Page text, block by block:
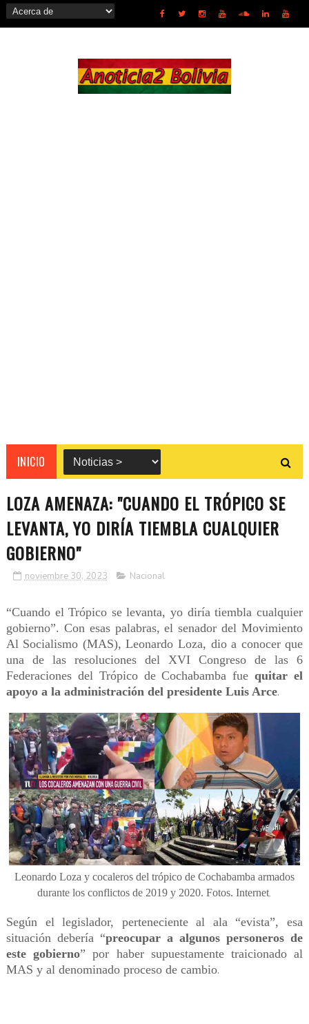
INICIO
LOZA AMENAZA: "CUANDO EL TRÓPICO SE
LEVANTA, YO DIRÍA TIEMBLA CUALQUIER
GOBIERNO"
noviembre 30, 2023 Nacional
“Cuando el Trópico se levanta, yo diría tiembla cualquier
gobierno”. Con esas palabras, el senador del Movimiento
Al Socialismo (MAS), Leonardo Loza, dio a conocer que
una de las resoluciones del XVI Congreso de las 6
Federaciones del Trópico de Cochabamba fuequitar el
apoyo a la administración del presidente Luis Arce.
Leonardo Loza y cocaleros del trópico de Cochabamba armados
durante los conflictos de 2019 y 2020. Fotos. Internet.
Según el legislador, perteneciente al ala “evista”, esa
situación debería “preocupar a algunos personeros de
este gobierno” por haber supuestamente traicionado al
MAS y al denominado proceso de cambio.